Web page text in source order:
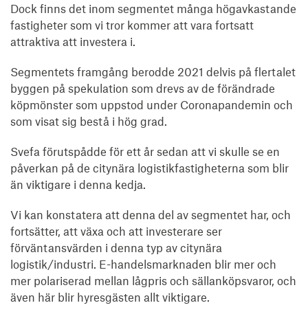
Dock finns det inom segmentet många högavkastande
fastigheter som vi tror kommer att vara fortsatt
attraktiva att investera i.
Segmentets framgång berodde 2021 delvis på flertalet
byggen på spekulation som drevs av de förändrade
köpmönster som uppstod under Coronapandemin och
som visat sig bestå i hög grad.
Svefa förutspådde för ett år sedan att vi skulle se en
påverkan på de citynära logistikfastigheterna som blir
än viktigare i denna kedja.
Vi kan konstatera att denna del av segmentet har, och
fortsätter, att växa och att investerare ser
förväntansvärden i denna typ av citynära
logistik/industri. E-handelsmarknaden blir mer och
mer polariserad mellan lågpris och sällanköpsvaror, och
även här blir hyresgästen allt viktigare.